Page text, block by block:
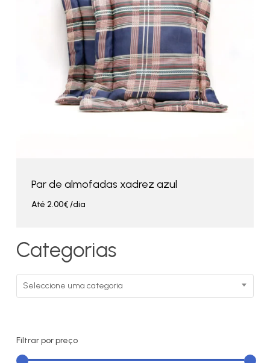
Par de almofadas xadrez azul
Até 2.00€/dia
Categorias
Seleccione uma categoria
Filtrar por preço